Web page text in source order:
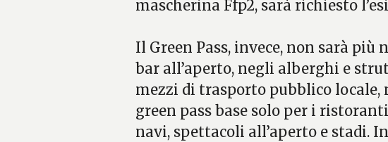
mascherina Ffp2, sarà richiesto
Il Green Pass, invece, non sarà più
bar all’aperto, negli alberghi e
mezzi di trasporto pubblico locale,
green pass base solo per i
navi, spettacoli all’aperto e stadi.